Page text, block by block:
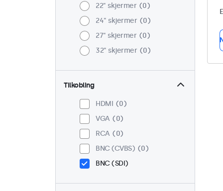
22" skjermer
0
24" skjermer
0
27" skjermer
0
32" skjermer
0
Tilkobling
HDMI
0
VGA
0
RCA
0
BNC (CVBS)
0
BNC (SDI)